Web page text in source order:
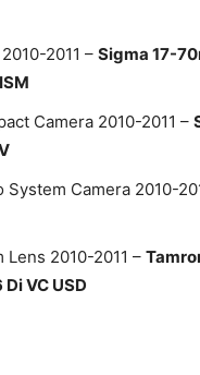
2011 – Sigma 17-
Camera 2010-2011 –
System Camera 2010-
Lens 2010-2011 –
VC USD